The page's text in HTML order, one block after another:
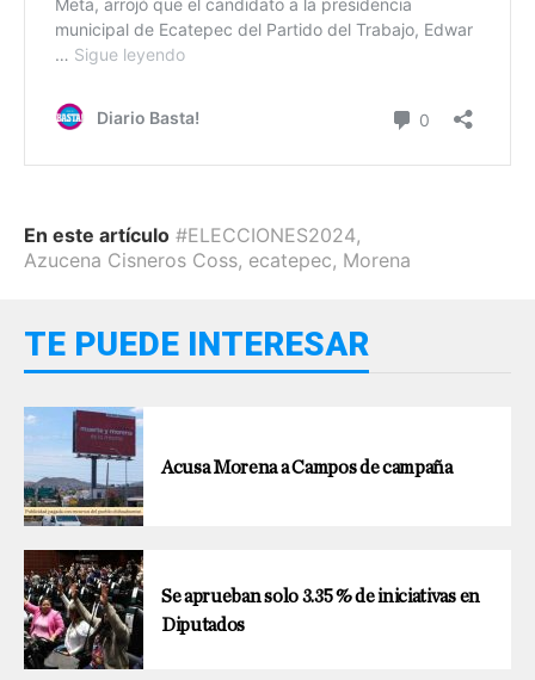
En este artículo #ELECCIONES2024,
Azucena Cisneros Coss, ecatepec, Morena
TE PUEDE INTERESAR
Acusa Morena a Campos de campaña
Se aprueban solo 3.35 % de iniciativas en
Diputados